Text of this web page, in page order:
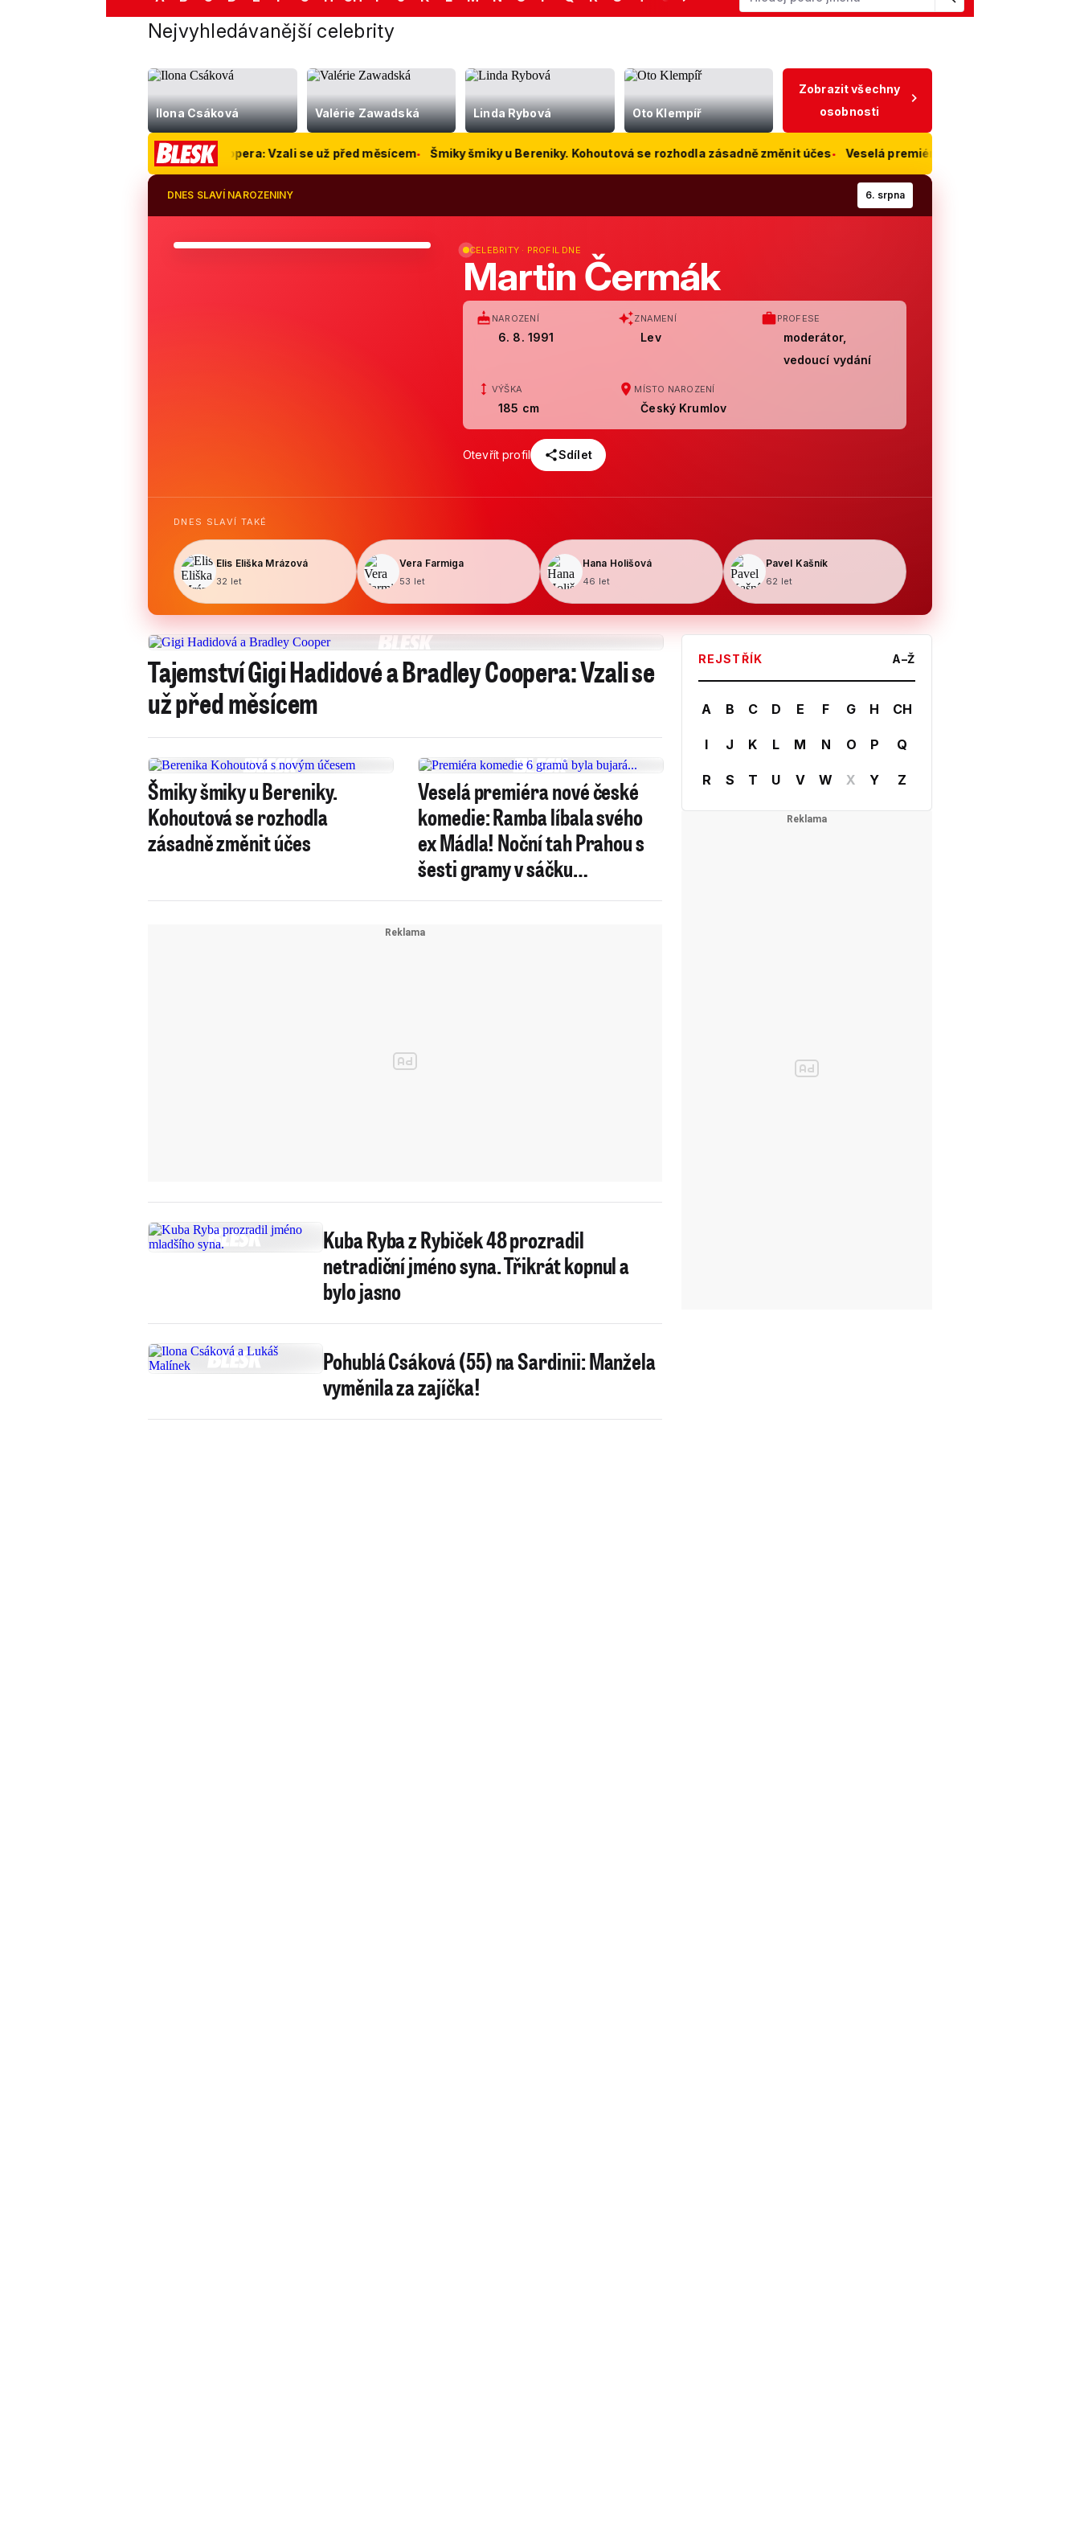
Nejvyhledávanější celebrity
Glen Hansard
ZPĚVÁK, SKLADATEL, HEREC
POLITIK HNUTÍ ANO 2011, 12.
PREMIÉR ČR, PODNIKATEL
ZPĚVAČKA, SKLADATELKA,
BÝVALÝ PREZIDENT ČR,
Petr Pavel Milan Knížák
Ilona Csáková Valérie Zawadská Linda Rybová Oto Klempíř
Zobrazit všechny
osobnosti
Gigi Hadidové a Bradley Coopera: Vzali se už před měsícem Šmiky šmiky u Bereniky. Kohoutová se rozhodla zásadně změnit účes Veselá premiéra nové české komedie: Ramba
DNES SLAVÍ NAROZENINY 6. srpna
CELEBRITY · PROFIL DNE
Martin Čermák
NAROZENÍ
6. 8. 1991
ZNAMENÍ
Lev
PROFESE
moderátor,
vedoucí vydání
VÝŠKA
185 cm
MÍSTO NAROZENÍ
Český Krumlov
Otevřít profil Sdílet
DNES SLAVÍ TAKÉ
Elis Eliška Mrázová
32 let
Vera Farmiga
53 let
Hana Holišová
46 let
Pavel Kašník
62 let
Tajemství Gigi Hadidové a Bradley Coopera: Vzali se
už před měsícem
Šmiky šmiky u Bereniky.
Kohoutová se rozhodla
zásadně změnit účes
Veselá premiéra nové české
komedie: Ramba líbala svého
ex Mádla! Noční tah Prahou s
šesti gramy v sáčku…
Kuba Ryba z Rybiček 48 prozradil
netradiční jméno syna. Třikrát kopnul a
bylo jasno
Pohublá Csáková (55) na Sardinii: Manžela
vyměnila za zajíčka!
REJSTŘÍK A–Ž
A B C D E F G H CH
I J K L M N O P Q
R S T U V W X Y Z